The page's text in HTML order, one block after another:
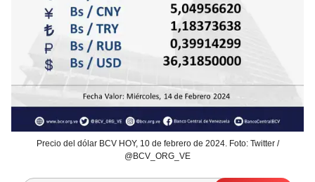
Precio del dólar BCV HOY, 10 de febrero de 2024. Foto: Twitter /
@BCV_ORG_VE